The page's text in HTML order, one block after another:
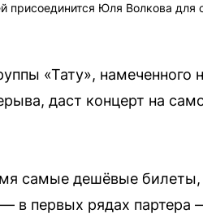
присоединится Юля Волкова для
«Тату», намеченного
даст концерт на
самые дешёвые
в первых рядах партера